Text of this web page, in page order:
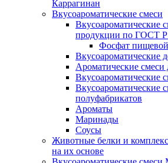
Каррагинан
Вкусоароматические смеси
Вкусоароматические
продукции по ГОСТ Р
Фосфат пищевой
Вкусоароматические
Ароматические смеси
Вкусоароматические
Вкусоароматические
полуфабрикатов
Ароматы
Маринады
Соусы
Животные белки и
на их основе